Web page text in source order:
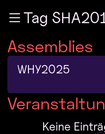
Zum Inhalt
Tag
Assemblies
WHY2025
Keine